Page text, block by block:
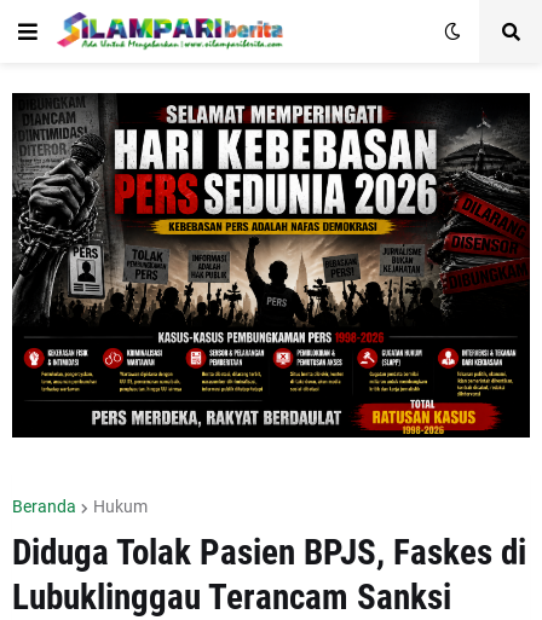
Beranda Hukum
Diduga Tolak Pasien BPJS, Faskes di
Lubuklinggau Terancam Sanksi